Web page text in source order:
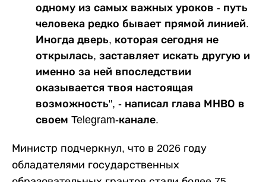
одному из самых важных уроков - путь
человека редко бывает прямой линией.
Иногда дверь, которая сегодня не
открылась, заставляет искать другую и
именно за ней впоследствии
оказывается твоя настоящая
возможность", - написал глава МНВО в
своем Telegram-канале.
Министр подчеркнул, что в 2026 году
обладателями государственных